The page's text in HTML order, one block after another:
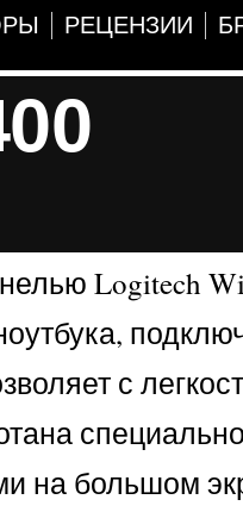
РЕЦЕНЗИИ
Logitech
с
на большом